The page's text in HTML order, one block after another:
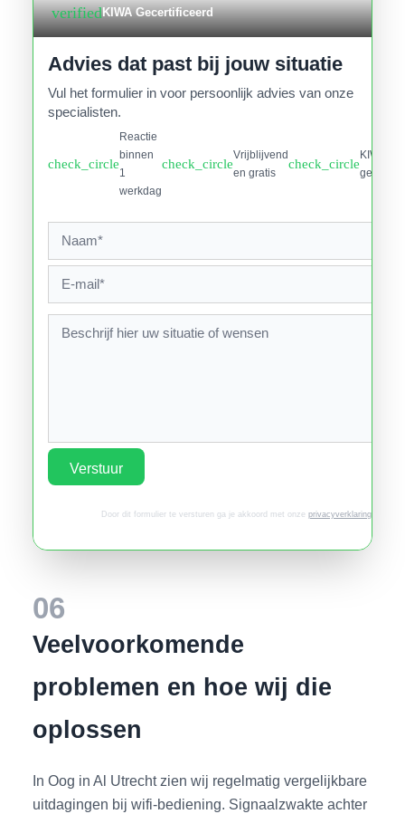
verifiedKIWA Gecertificeerd
Advies dat past bij jouw situatie
Vul het formulier in voor persoonlijk advies van onze
specialisten.
check_circle
Reactie
binnen
1
werkdag
check_circle
Vrijblijvend
en gratis
check_circle
KIWA
Verstuur
Door dit formulier te versturen ga je akkoord met onze privacyverklaring.
06
Veelvoorkomende
problemen en hoe wij die
oplossen
In Oog in Al Utrecht zien wij regelmatig vergelijkbare
uitdagingen bij wifi-bediening. Signaalzwakte achter